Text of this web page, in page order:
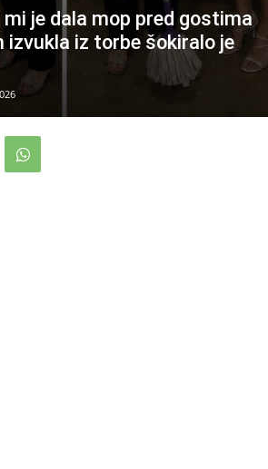
je dala mop pred gostima
iz torbe šokiralo je